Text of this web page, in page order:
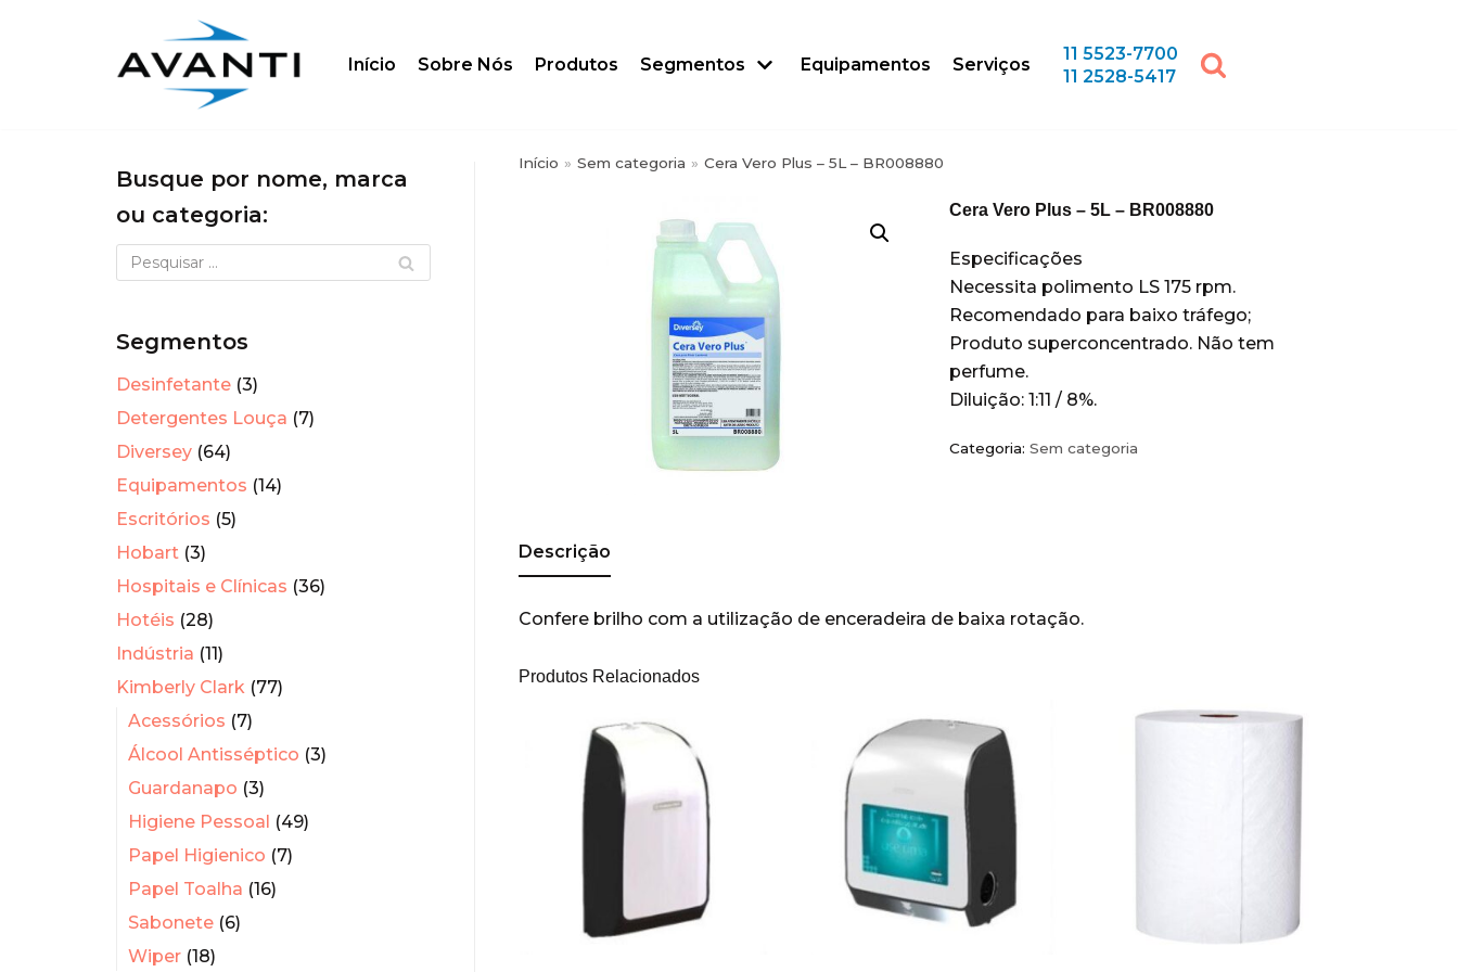
Início Sobre Nós Produtos Segmentos Equipamentos Serviços
11 5523-7700
11 2528-5417
Busque por nome, marca
ou categoria:
Segmentos
Desinfetante (3)
Detergentes Louça (7)
Diversey (64)
Equipamentos (14)
Escritórios (5)
Hobart (3)
Hospitais e Clínicas (36)
Hotéis (28)
Indústria (11)
Kimberly Clark (77)
Acessórios (7)
Álcool Antisséptico (3)
Guardanapo (3)
Higiene Pessoal (49)
Papel Higienico (7)
Papel Toalha (16)
Sabonete (6)
Wiper (18)
Início » Sem categoria » Cera Vero Plus – 5L – BR008880
Cera Vero Plus – 5L – BR008880
Especificações
Necessita polimento LS 175 rpm.
Recomendado para baixo tráfego;
Produto superconcentrado. Não tem
perfume.
Diluição: 1:11 / 8%.
Categoria:Sem categoria
Descrição
Confere brilho com a utilização de enceradeira de baixa rotação.
Produtos Relacionados